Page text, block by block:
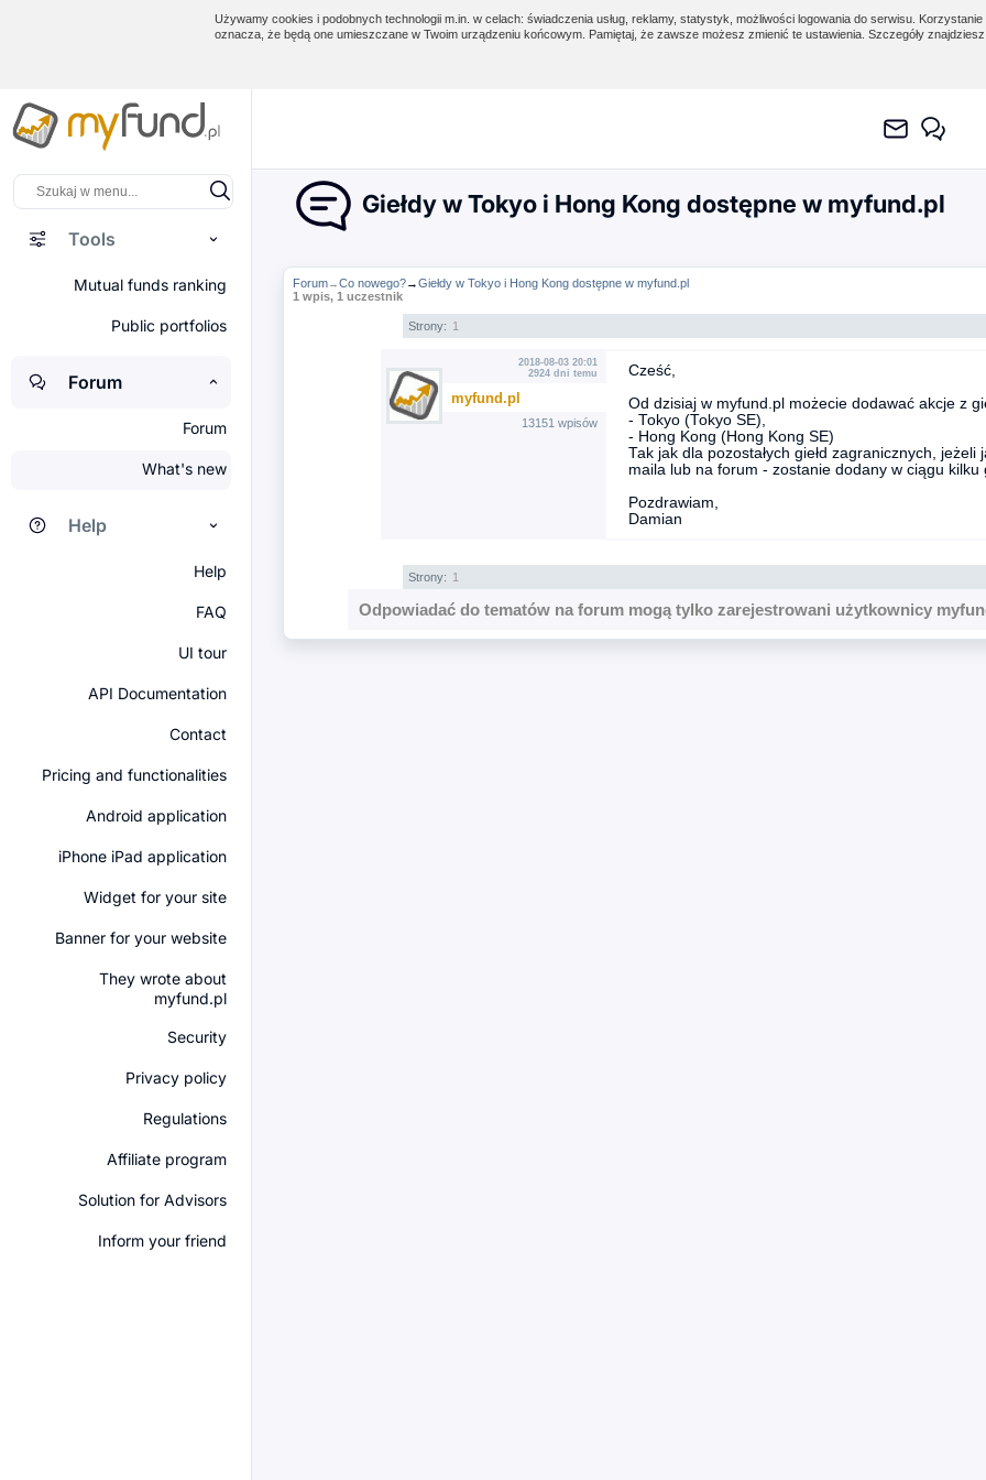
Używamy cookies i podobnych technologii m.in. w celach: świadczenia usług, reklamy, statystyk, możliwości logowania do serwisu.
oznacza, że będą one umieszczane w Twoim urządzeniu końcowym. Pamiętaj, że zawsze możesz zmienić te ustawienia. Szczegóły
Tools
Mutual funds ranking
Public portfolios
Forum
Forum
What's new
Help
Help
FAQ
UI tour
API Documentation
Contact
Pricing and functionalities
Android application
iPhone iPad application
Widget for your site
Banner for your website
They wrote about
myfund.pl
Security
Privacy policy
Regulations
Affiliate program
Solution for Advisors
Inform your friend
Giełdy w Tokyo i Hong Kong dostępne w myfund.pl
Forum→Co nowego?→Giełdy w Tokyo i Hong Kong dostępne w myfund.pl
1 wpis, 1 uczestnik
Strony: 1
2018-08-03 20:01
2924 dni temu
myfund.pl
13151 wpisów
Cześć,
Od dzisiaj w myfund.pl możecie dodawać akcje z
- Tokyo (Tokyo SE),
- Hong Kong (Hong Kong SE)
Tak jak dla pozostałych giełd zagranicznych,
maila lub na forum - zostanie dodany w ciągu kilku
Pozdrawiam,
Damian
Strony: 1
Odpowiadać do tematów na forum mogą tylko zarejestrowani użytkownicy